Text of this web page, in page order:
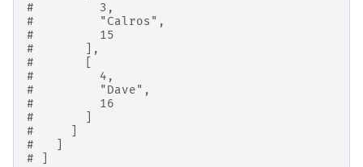
#         3,
#         "Calros",
#         15
#       ],
#       [
#         4,
#         "Dave",
#         16
#       ]
#     ]
#   ]
# ]